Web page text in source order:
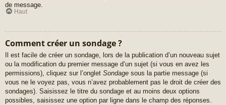
de message.
Haut
Comment créer un sondage ?
Il est facile de créer un sondage, lors de la publication d’un nouveau sujet
ou la modification du premier message d’un sujet (si vous en avez les
permissions), cliquez sur l’onglet Sondage sous la partie message (si
vous ne le voyez pas, vous n’avez probablement pas le droit de créer des
sondages). Saisissez le titre du sondage et au moins deux options
possibles, saisissez une option par ligne dans le champ des réponses.